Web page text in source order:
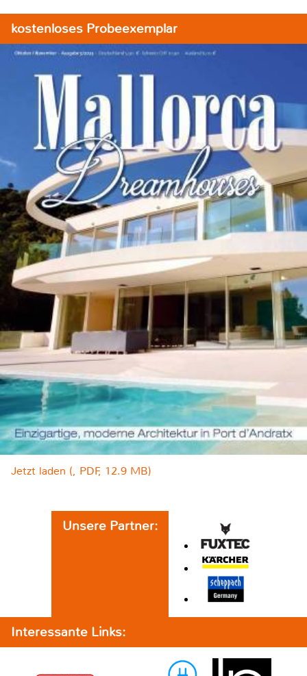
kostenloses Probeexemplar
Jetzt laden (, PDF, 12.9 MB)
Unsere Partner:
Interessante Links: